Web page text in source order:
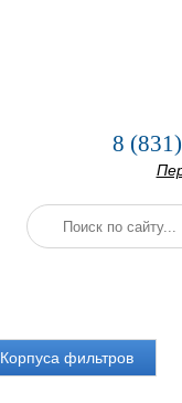
8 (831)
Корпуса фильтров